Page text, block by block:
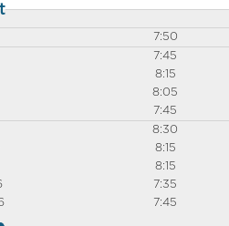
7:50
7:45
8:15
8:05
7:45
8:30
8:15
8:15
7:35
7:45